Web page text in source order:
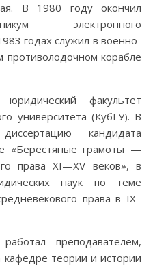
В 1980 году окончил
электронного
годах служил в военно-
корабле
факультет
университета (КубГУ). В
кандидата
«Берестяные грамоты —
права XI—XV веков», в
наук по теме
права в IХ–
преподавателем,
теории и истории